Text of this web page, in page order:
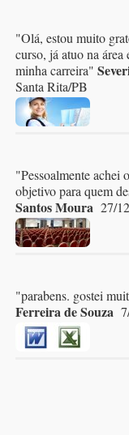
"Olá, estou muito
curso, já atuo na
minha carreira"
Santa Rita/PB
"Pessoalmente achei
objetivo para quem
Santos Moura 27/
"parabens. gostei
Ferreira de Souza